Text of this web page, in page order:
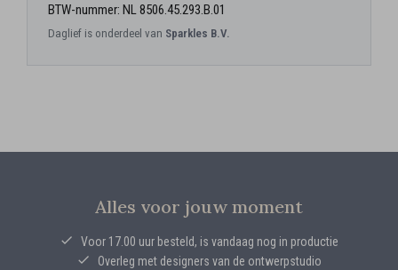
BTW-nummer: NL 8506.45.293.B.01
Daglief is onderdeel van Sparkles B.V.
Alles voor jouw moment
Voor 17.00 uur besteld, is vandaag nog in productie
Overleg met designers van de ontwerpstudio